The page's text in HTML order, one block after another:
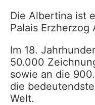
Die Albertina ist
Palais Erzherzog
Im 18.
50.000
sowie an die
die
Welt.